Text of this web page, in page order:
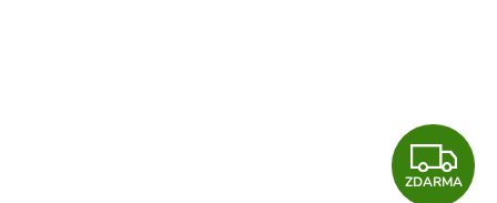
Z
ZDARMA